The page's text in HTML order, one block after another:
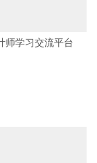
师学习交流平台